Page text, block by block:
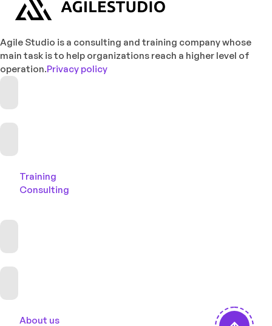
Agile Studio is a consulting and training company whose
main task is to help organizations reach a higher level of
operation.Privacy policy
Training
Consulting
About us